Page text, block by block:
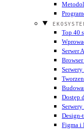
Top 40
Serwer
Dostęp
Design-
Figma i